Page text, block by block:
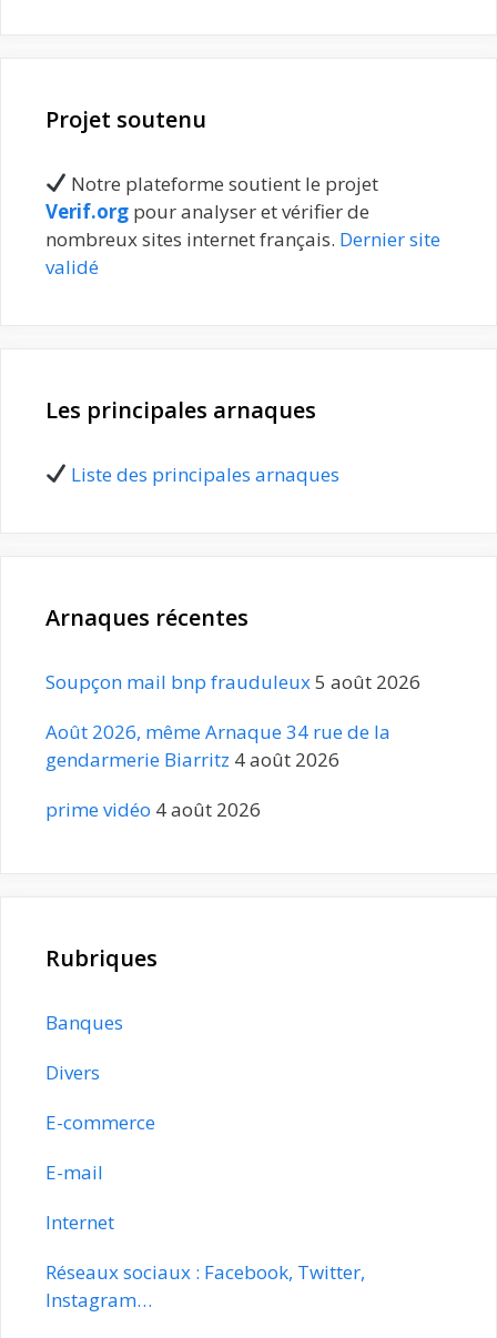
Projet soutenu
Notre plateforme soutient le projet
Verif.org pour analyser et vérifier de
nombreux sites internet français. Dernier site
validé
Les principales arnaques
Liste des principales arnaques
Arnaques récentes
Soupçon mail bnp frauduleux5 août 2026
Août 2026, même Arnaque 34 rue de la
gendarmerie Biarritz 4 août 2026
prime vidéo 4 août 2026
Rubriques
Banques
Divers
E-commerce
E-mail
Internet
Réseaux sociaux : Facebook, Twitter,
Instagram…